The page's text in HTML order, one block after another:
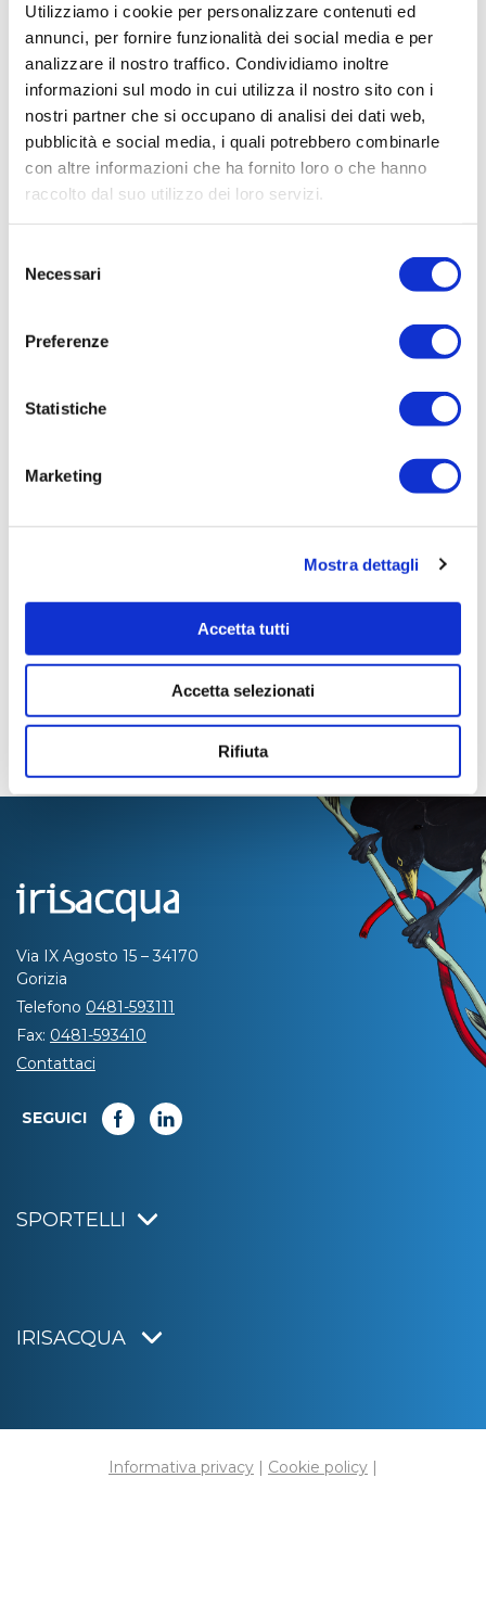
Utilizziamo i cookie per personalizzare contenuti ed
annunci, per fornire funzionalità dei social media e per
analizzare il nostro traffico. Condividiamo inoltre
informazioni sul modo in cui utilizza il nostro sito con i
nostri partner che si occupano di analisi dei dati web,
pubblicità e social media, i quali potrebbero combinarle
con altre informazioni che ha fornito loro o che hanno
raccolto dal suo utilizzo dei loro servizi.
delNecessari
Preferenze
Statistiche
Marketing
Mostra dettagli
Accetta tutti
Accetta selezionati
Rifiuta
ACQUISTO URGENTE MOTORE ELETTRICO DI
RICAMBIO PER NASTRO TASPORTATORE DEP.
GORIZIA
Codice Fiscale:
Procedura di scelta:
Affidamento ai sensi del Regolamento Generale
Aziendale per Lavori Servizi e Forniture
Aggiudicatario Nome:
Importo Aggiudicazione:
pronta
0
Via IX Agosto 15 – 34170
Gorizia
Telefono 0481-593111
Fax: 0481-593410
Contattaci
SEGUICI
SPORTELLI
IRISACQUA
Informativa privacy | Cookie policy |